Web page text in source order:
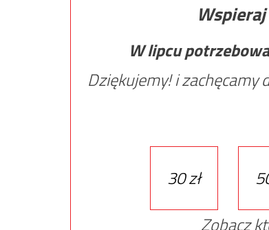
W lipcu
Dziękujemy! i zachęcamy
30 zł
Zobacz